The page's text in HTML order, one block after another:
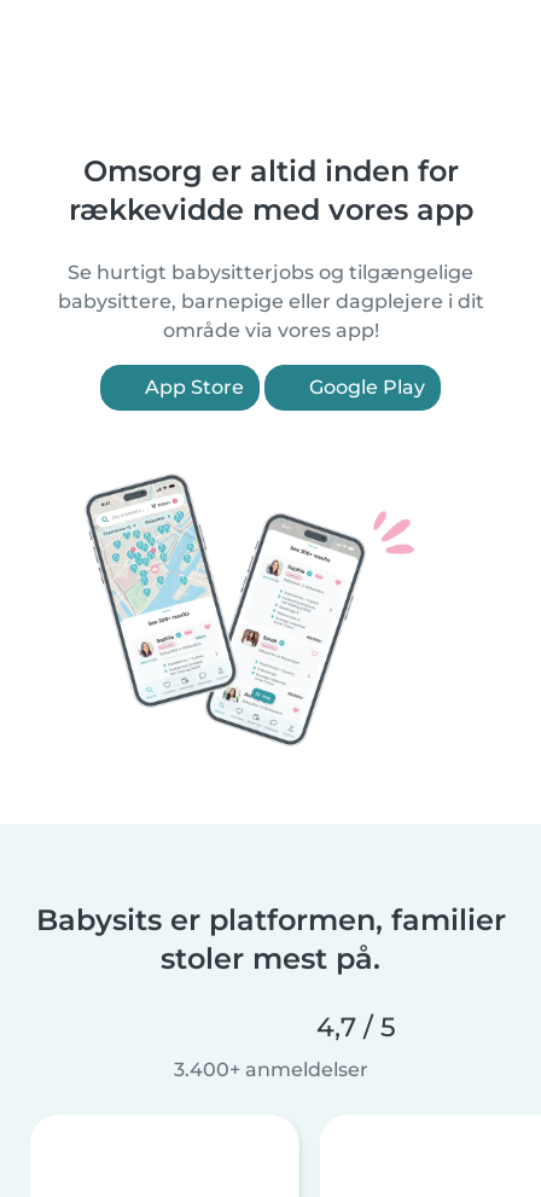
Omsorg er altid inden for
rækkevidde med vores app
Se hurtigt babysitterjobs og tilgængelige
babysittere, barnepige eller dagplejere i dit
område via vores app!
App Store Google Play
Babysits er platformen, familier
stoler mest på.
4,7 / 5
3.400+ anmeldelser